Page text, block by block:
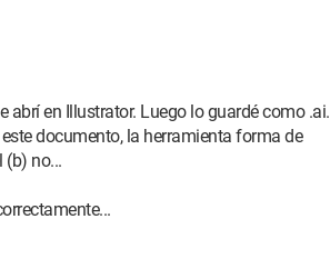
en Illustrator. Luego lo guardé como .ai.
documento, la herramienta forma de
(b) no...